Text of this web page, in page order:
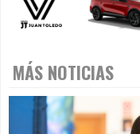
MÁS NOTICIAS